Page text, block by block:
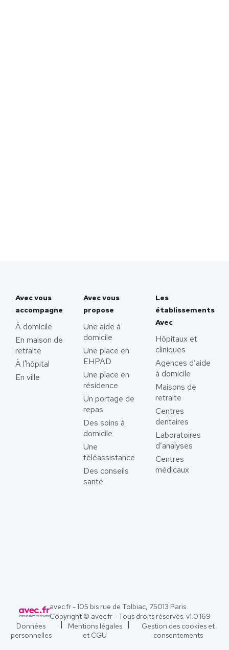
Avec vous
accompagne
À domicile
En maison de
retraite
À l'hôpital
En ville
Avec vous
propose
Une aide à
domicile
Une place en
EHPAD
Une place en
résidence
Un portage de
repas
Des soins à
domicile
Une
téléassistance
Des conseils
santé
Les
établissements
Avec
Hôpitaux et
cliniques
Agences d’aide
à domicile
Maisons de
retraite
Centres
dentaires
Laboratoires
d’analyses
Centres
médicaux
avec.fr - 105 bis rue de Tolbiac, 75013 Paris
Copyright © avec.fr - Tous droits réservés. v1.0.169
Données
personnelles
Mentions légales
et CGU
Gestion des cookies et
consentements